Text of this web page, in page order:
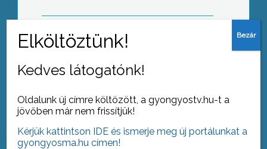
Heves megyében még nincs
influenzajárvány
Kedves látogatónk!
Oldalunk új címre költözött, a gyongyostv.hu-t a
jövőben már nem frissítjük!
Kérjük kattintson IDE és ismerje meg új portálunkat a
gyongyosma.hu címen!